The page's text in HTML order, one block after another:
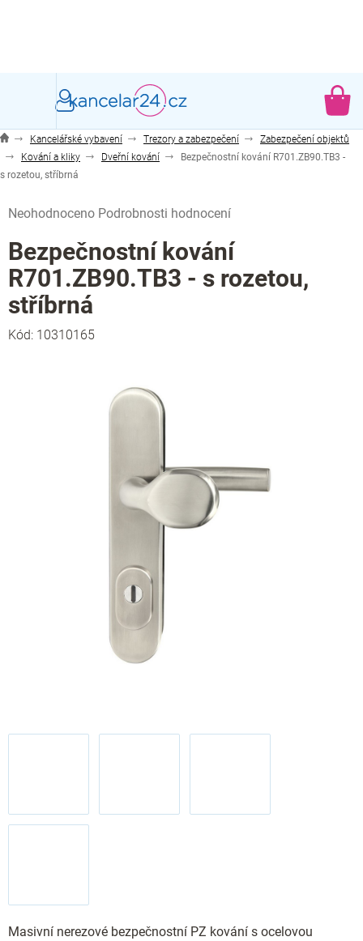
Kancelářské vybavení Trezory a zabezpečení
Zabezpečení objektů
Kování a kliky
Dveřní kování
Bezpečnostní kování R701.ZB90.TB3 -
s rozetou, stříbrná
hodnocení
produktu
je
0,0
z
5
hvězdiček.
Neohodnoceno Podrobnosti hodnocení
Bezpečnostní kování
R701.ZB90.TB3 - s rozetou,
stříbrná
Kód: 10310165
Masivní nerezové bezpečnostní PZ kování s ocelovou